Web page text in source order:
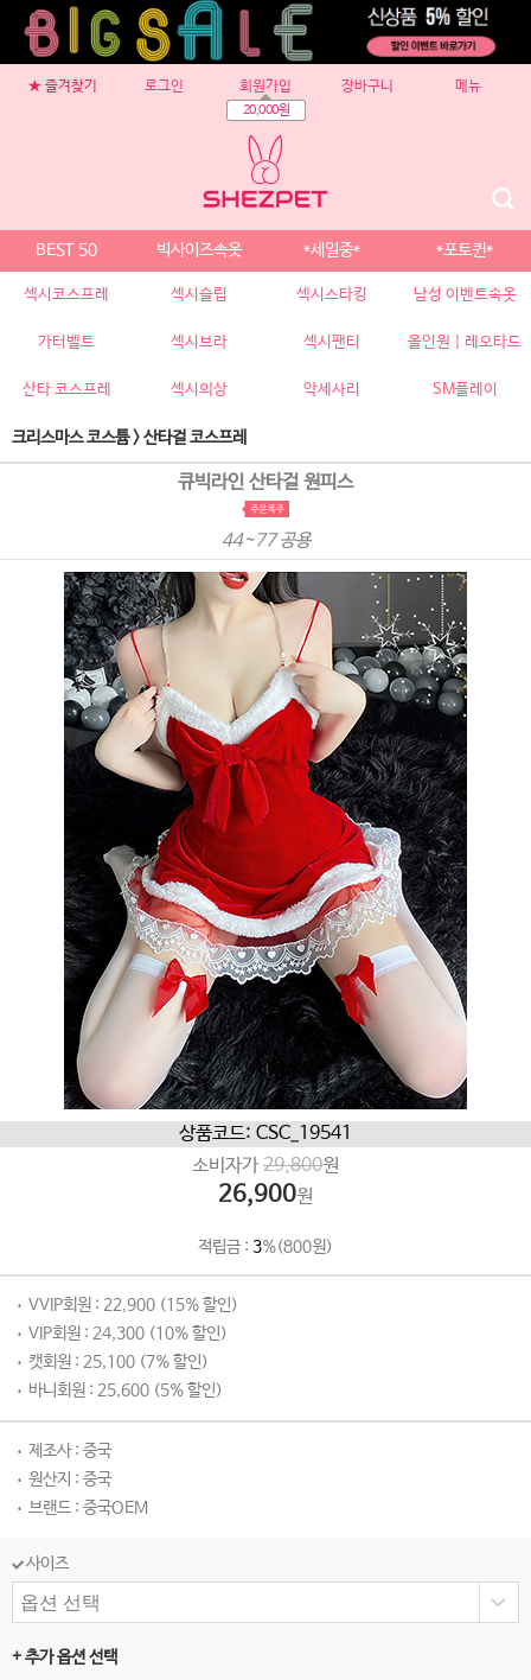
★ 즐겨찾기 로그인 회원가입
20,000원
장바구니 메뉴
BEST 50 빅사이즈속옷 *세일중* *포토퀸*
섹시코스프레 섹시슬립 섹시스타킹 남성 이벤트속옷
가터벨트 섹시브라 섹시팬티 올인원 | 레오타드
산타 코스프레 섹시의상 악세사리 SM플레이
크리스마스 코스튬>산타걸 코스프레
큐빅라인 산타걸 원피스
44~77 공용
상품코드: CSC_19541
소비자가 29,800원
26,900원
적립금 : 3%(800원)
VVIP회원 : 22,900 (15% 할인)
VIP회원 : 24,300 (10% 할인)
캣회원 : 25,100 (7% 할인)
바니회원 : 25,600 (5% 할인)
제조사 : 중국
원산지 : 중국
브랜드 : 중국OEM
사이즈
+ 추가 옵션 선택